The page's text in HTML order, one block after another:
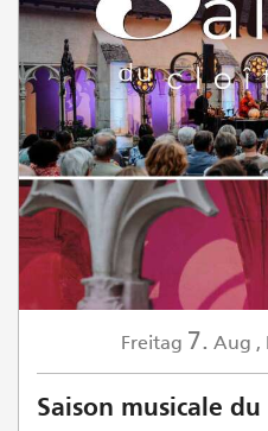
Freitag 7. Aug ,
Saison musicale